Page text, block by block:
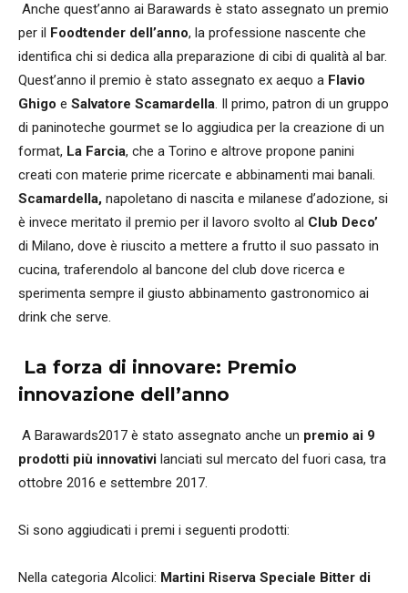
Anche quest’anno ai Barawards è stato assegnato un premio
per il Foodtender dell’anno, la professione nascente che
identifica chi si dedica alla preparazione di cibi di qualità al bar.
Quest’anno il premio è stato assegnato ex aequo a Flavio
Ghigo e Salvatore Scamardella. Il primo, patron di un gruppo
di paninoteche gourmet se lo aggiudica per la creazione di un
format, La Farcia, che a Torino e altrove propone panini
creati con materie prime ricercate e abbinamenti mai banali.
Scamardella, napoletano di nascita e milanese d’adozione, si
è invece meritato il premio per il lavoro svolto al Club Deco’
di Milano, dove è riuscito a mettere a frutto il suo passato in
cucina, traferendolo al bancone del club dove ricerca e
sperimenta sempre il giusto abbinamento gastronomico ai
drink che serve.
La forza di innovare: Premio
innovazione dell’anno
A Barawards2017 è stato assegnato anche un premio ai 9
prodotti più innovativi lanciati sul mercato del fuori casa, tra
ottobre 2016 e settembre 2017.
Si sono aggiudicati i premi i seguenti prodotti:
Nella categoria Alcolici: Martini Riserva Speciale Bitter di